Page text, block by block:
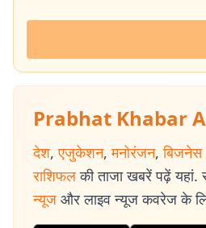
Prabhat Khabar
देश, एजुकेशन, मनोरंजन,
राशिफल की ताजा खबरें पढ़ें यहां.
न्यूज और लाइव न्यूज कवरेज के